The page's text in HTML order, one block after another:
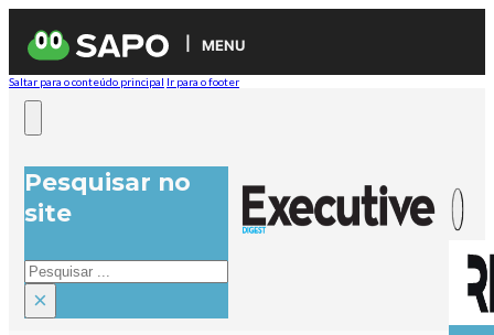
MENU
Saltar para o conteúdo principal Ir para o footer
Pesquisar no
site
Pesquisar
×